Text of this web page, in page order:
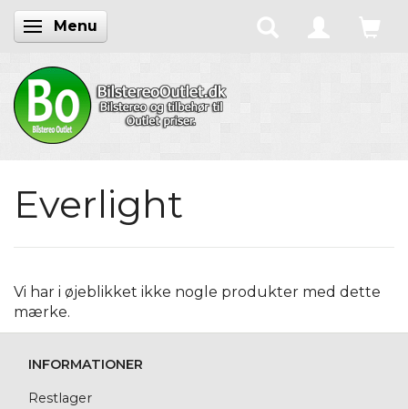
Skifte navigation
Menu
Everlight
Vi har i øjeblikket ikke nogle produkter med dette
mærke.
INFORMATIONER
Restlager